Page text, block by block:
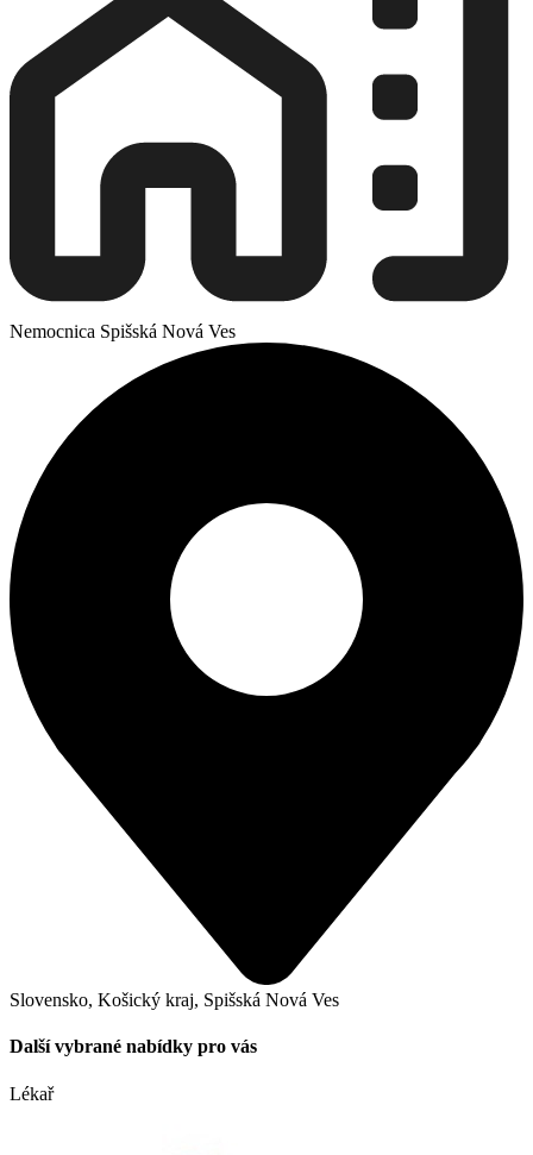
Nemocnica Spišská Nová Ves
Slovensko, Košický kraj, Spišská Nová Ves
Další vybrané nabídky pro vás
Lékař